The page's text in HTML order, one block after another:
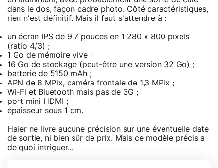
dans le dos, façon cadre photo. Côté caractéristiques,
rien n'est définitif. Mais il faut s'attendre à :
un écran IPS de 9,7 pouces en 1 280 x 800 pixels
(ratio 4/3) ;
1 Go de mémoire vive ;
16 Go de stockage (peut-être une version 32 Go) ;
batterie de 5150 mAh ;
APN de 8 MPix, caméra frontale de 1,3 MPix ;
Wi-Fi et Bluetooth mais pas de 3G ;
port mini HDMI ;
épaisseur sous 1 cm.
Haier ne livre aucune précision sur une éventuelle date
de sortie, ni bien sûr de prix. Mais ce modèle précis a
de quoi intriguer...